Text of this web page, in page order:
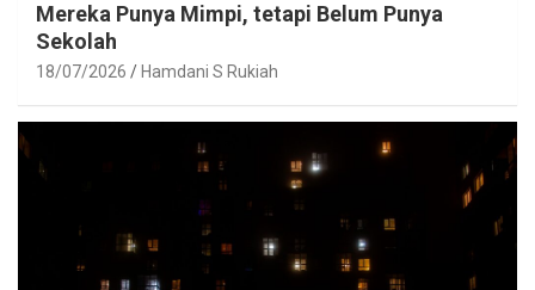
Mereka Punya Mimpi, tetapi Belum Punya
Sekolah
18/07/2026 Hamdani S Rukiah